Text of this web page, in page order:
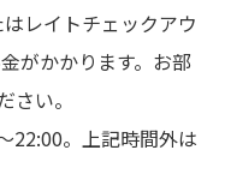
レイトチェックアウ
がかかります。お部
い。
22:00。上記時間外は